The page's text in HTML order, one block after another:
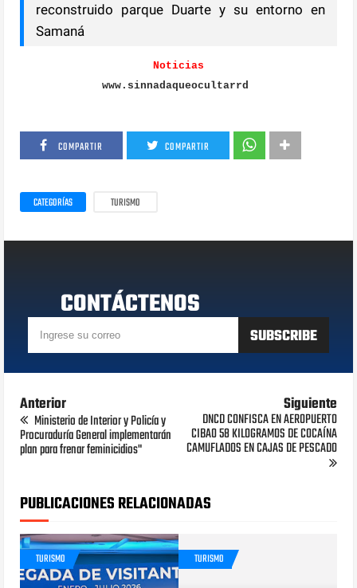
reconstruido parque Duarte y su entorno en
Samaná
Noticias
www.sinnadaqueocultarrd
COMPARTIR COMPARTIR
CATEGORÍAS TURISMO
CONTÁCTENOS
Anterior
Ministerio de Interior y Policía y
Procuraduría General implementarán
plan para frenar feminicidios"
Siguiente
DNCD CONFISCA EN AEROPUERTO
CIBAO 58 KILOGRAMOS DE COCAÍNA
CAMUFLADOS EN CAJAS DE PESCADO
PUBLICACIONES RELACIONADAS
TURISMO TURISMO